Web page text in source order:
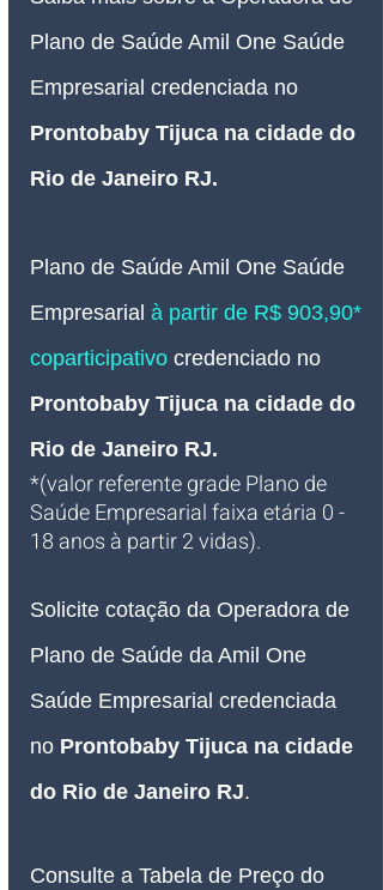
Plano de Saúde Amil One Saúde
Empresarial credenciada no
Prontobaby Tijuca na cidade do
Rio de Janeiro RJ.
Plano de Saúde Amil One Saúde
Empresarial à partir de R$ 903,90*
coparticipativo credenciado no
Prontobaby Tijuca na cidade do
Rio de Janeiro RJ.
*(valor referente grade Plano de
Saúde Empresarial faixa etária 0 -
18 anos à partir 2 vidas).
Solicite cotação da Operadora de
Plano de Saúde da Amil One
Saúde Empresarial credenciada
no Prontobaby Tijuca na cidade
do Rio de Janeiro RJ.
Consulte a Tabela de Preço do